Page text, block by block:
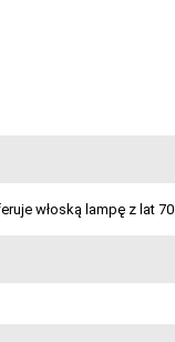
włoską lampę z lat 70.